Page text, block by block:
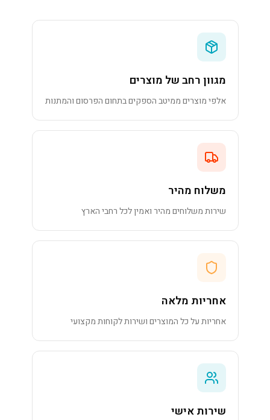
מגוון רחב של מוצרים
אלפי מוצרים ממיטב הספקים בתחום הפרסום והמתנות
משלוח מהיר
שירות משלוחים מהיר ואמין לכל רחבי הארץ
אחריות מלאה
אחריות על כל המוצרים ושירות לקוחות מקצועי
שירות אישי